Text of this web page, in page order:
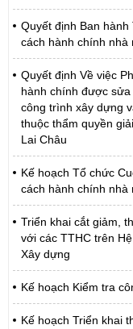
Quyết định Ban
cách hành chính nhà
Quyết định Về việc
hành chính được
công trình xây dựng
thuộc thẩm quyền
Lai Châu
Kế hoạch Tổ chức
cách hành chính nhà
Triển khai cắt giảm,
với các TTHC trên
Xây dựng
Kế hoạch Kiểm tra
Kế hoạch Triển khai